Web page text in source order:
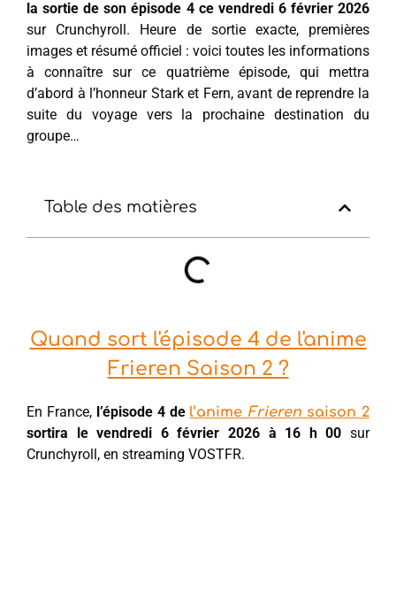
la sortie de son épisode 4 ce vendredi 6 février 2026
sur Crunchyroll. Heure de sortie exacte, premières
images et résumé officiel : voici toutes les informations
à connaître sur ce quatrième épisode, qui mettra
d’abord à l’honneur Stark et Fern, avant de reprendre la
suite du voyage vers la prochaine destination du
groupe…
Table des matières
Quand sort l'épisode 4 de l'anime
Frieren Saison 2 ?
En France, l’épisode 4 de l’animeFrieren saison 2
sortira le vendredi 6 février 2026 à 16 h 00 sur
Crunchyroll, en streaming VOSTFR.